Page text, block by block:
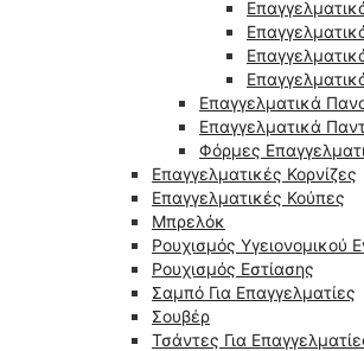
Επαγγελματικά
Επαγγελματικά
Φόρμες
Επαγγελματικές Κορνίζες
Επαγγελματικές Κούπες
Μπρελόκ
Ρουχισμός Υγειονομικού
Ρουχισμός Εστίασης
Σαμπό Για Επαγγελματίες
Σουβέρ
Τσάντες Για